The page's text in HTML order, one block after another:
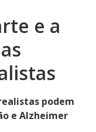
e a
podem
e Alzheimer